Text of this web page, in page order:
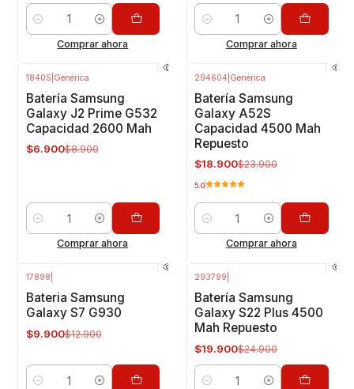
Cantidad
Comprar ahora
Cantidad
Comprar ahora
18405 Genérica
Batería Samsung
Galaxy J2 Prime G532
Capacidad 2600 Mah
$6.900$8.900
Cantidad
Comprar ahora
294604 Genérica
Batería Samsung
Galaxy A52S
Capacidad 4500 Mah
Repuesto
$18.900$23.900
5.0
Cantidad
Comprar ahora
17898
Bateria Samsung
Galaxy S7 G930
$9.900$12.900
293799
Batería Samsung
Galaxy S22 Plus 4500
Mah Repuesto
$19.900$24.900